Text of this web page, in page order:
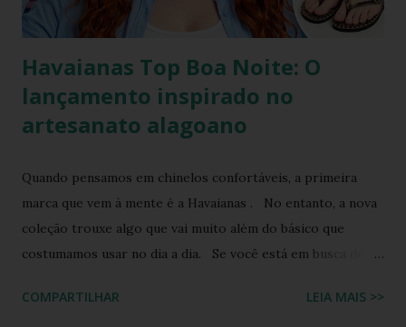
Havaianas com tiras revestidas de tecido drapeado com
toqu...
Havaianas Top Boa Noite: O
lançamento inspirado no
artesanato alagoano
Quando pensamos em chinelos confortáveis, a primeira
marca que vem à mente é a Havaianas . No entanto, a nova
coleção trouxe algo que vai muito além do básico que
costumamos usar no dia a dia. Se você está em busca de
riqueza cultural do Nordeste brasileiro, o Chinelo
COMPARTILHAR LEIA MAIS >>